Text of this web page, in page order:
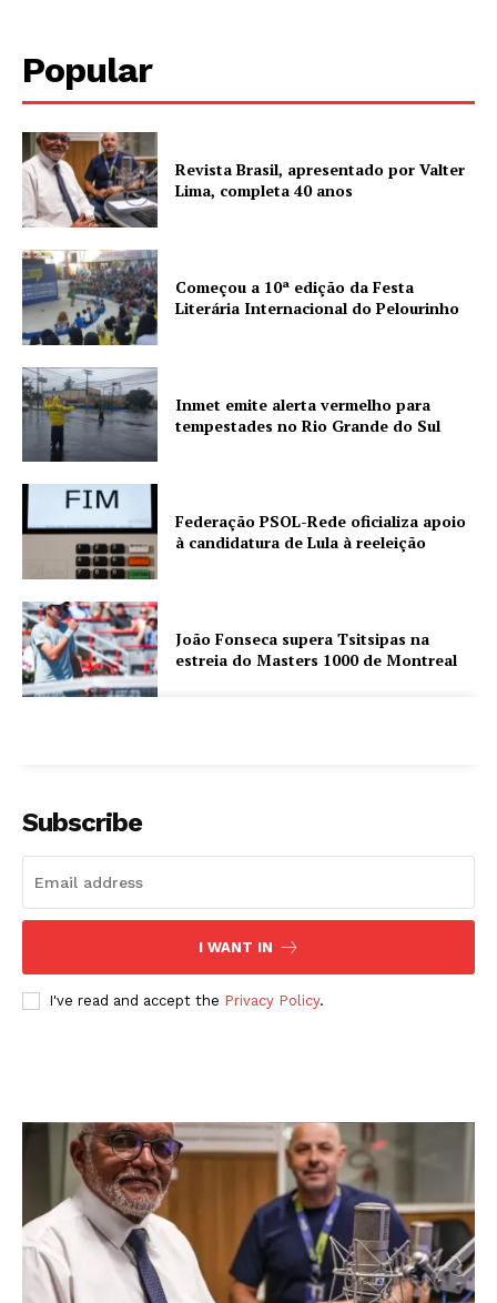
Popular
Revista Brasil, apresentado por Valter
Lima, completa 40 anos
Começou a 10ª edição da Festa
Literária Internacional do Pelourinho
Inmet emite alerta vermelho para
tempestades no Rio Grande do Sul
Federação PSOL-Rede oficializa apoio
à candidatura de Lula à reeleição
João Fonseca supera Tsitsipas na
estreia do Masters 1000 de Montreal
Subscribe
I WANT IN
I've read and accept the Privacy Policy.